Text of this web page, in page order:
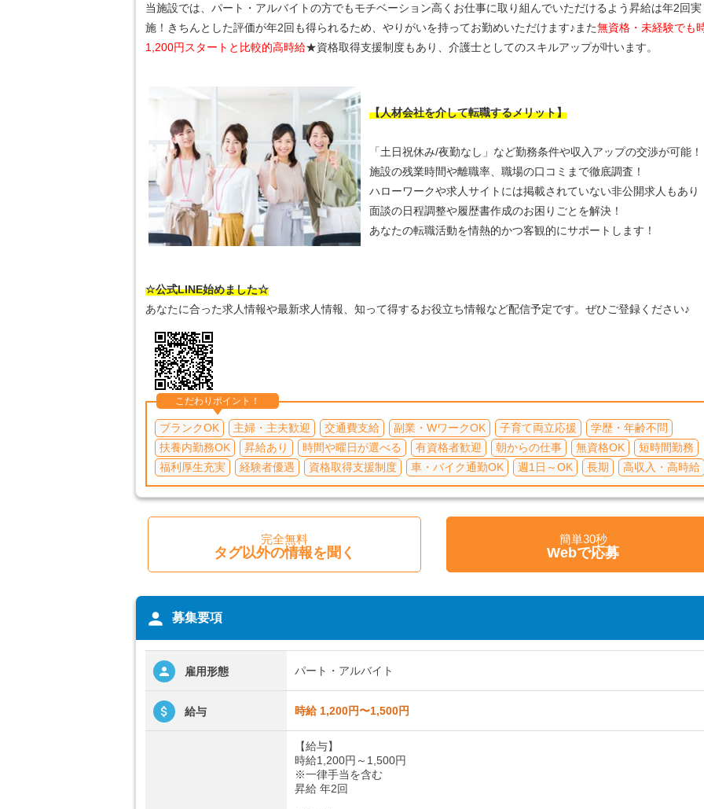
当施設では、パート・アルバイトの方でもモチベーション高くお仕事に取り組んでいただけるよう昇給は年2回実
施！きちんとした評価が年2回も得られるため、やりがいを持ってお勤めいただけます♪また無資格・未経験でも
1,200円スタートと比較的高時給★資格取得支援制度もあり、介護士としてのスキルアップが叶います。
【人材会社を介して転職するメリット】
「土日祝休み/夜勤なし」など勤務条件や収入アップの交渉が可能！
施設の残業時間や離職率、職場の口コミまで徹底調査！
ハローワークや求人サイトには掲載されていない非公開求人もあり
面談の日程調整や履歴書作成のお困りごとを解決！
あなたの転職活動を情熱的かつ客観的にサポートします！
☆公式LINE始めました☆
あなたに合った求人情報や最新求人情報、知って得するお役立ち情報など配信予定です。ぜひご登録ください♪
こだわりポイント！
ブランクOK 主婦・主夫歓迎 交通費支給 副業・WワークOK 子育て両立応援
学歴・年齢不問
扶養内勤務OK
昇給あり 時間や曜日が選べる 有資格者歓迎 朝からの仕事 無資格OK
短時間勤務
福利厚生充実
経験者優遇 資格取得支援制度 車・バイク通勤OK 週1日～OK 長期 高収入・高時給
完全無料
タグ以外の情報を聞く
簡単30秒
Webで応募
person 募集要項
雇用形態 パート・アルバイト
給与 時給 1,200円〜1,500円
【給与】
時給1,200円～1,500円
※一律手当を含む
昇給 年2回